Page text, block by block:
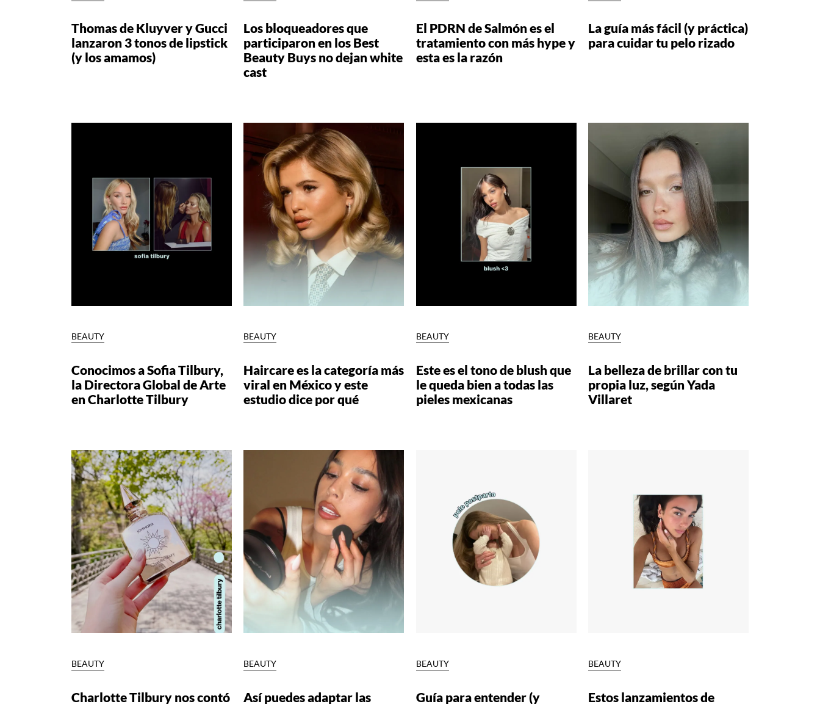
Thomas de Kluyver y Gucci
lanzaron 3 tonos de lipstick
(y los amamos)
Los bloqueadores que
participaron en los Best
Beauty Buys no dejan white
cast
El PDRN de Salmón es el
tratamiento con más hype y
esta es la razón
La guía más fácil (y práctica)
para cuidar tu pelo rizado
BEAUTY
Conocimos a Sofia Tilbury,
la Directora Global de Arte
en Charlotte Tilbury
BEAUTY
Haircare es la categoría más
viral en México y este
estudio dice por qué
BEAUTY
Este es el tono de blush que
le queda bien a todas las
pieles mexicanas
BEAUTY
La belleza de brillar con tu
propia luz, según Yada
Villaret
BEAUTY
Charlotte Tilbury nos contó
BEAUTY
Así puedes adaptar las
BEAUTY
Guía para entender (y
BEAUTY
Estos lanzamientos de